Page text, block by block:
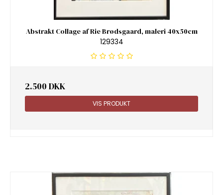
Abstrakt Collage af Rie Brødsgaard, maleri 40x50cm
129334
2.500 DKK
VIS PRODUKT